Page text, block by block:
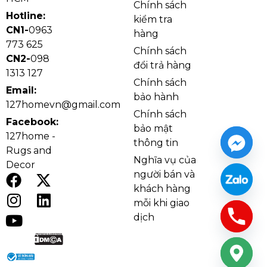
thự hoặc các không gian có trần cao cần một điểm
nhấn nổi bật.
Chi tiết đèn thả hiện đại THD2351T21
Về chất liệu, THD2351 sử dụng thủy tinh cao cấp,
mang lại độ trong, sáng và khả năng bắt sáng tốt. Khi
kết hợp cùng LED 3 chế độ công suất 90W, đèn có
Hotline:
CN1-0963
773 625
CN2-098
1313 127
Email:
127homevn@gmail.com
Facebook:
127home -
Rugs and
Decor
Chính sách
kiểm tra
hàng
Chính sách
đổi trả hàng
Chính sách
bảo hành
Chính sách
bảo mật
thông tin
Nghĩa vụ của
người bán và
khách hàng
mỗi khi giao
dịch